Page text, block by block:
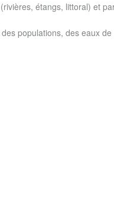
(rivières, étangs, littoral) et
des populations, des eaux de